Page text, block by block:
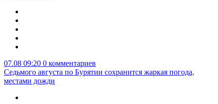
07.08 09:20 0 комментариев
Седьмого августа по Бурятии сохранится жаркая погода,
местами дожди